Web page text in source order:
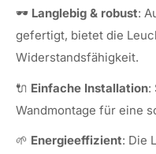
🕶️ Langlebig & robust:
gefertigt, bietet die
Widerstandsfähigkeit.
🔌 Einfache Installation:
Wandmontage für eine
🌱 Energieeffizient: Die